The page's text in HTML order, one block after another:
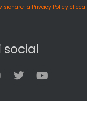
la Privacy Policy
social